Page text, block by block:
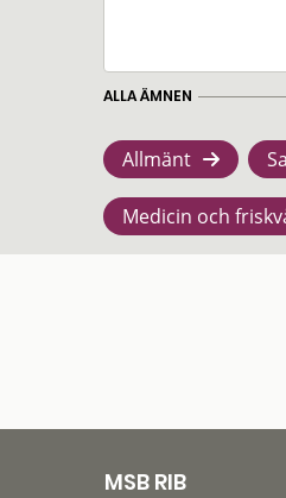
ALLA ÄMNEN
Allmänt
Medicin och
MSB RIB